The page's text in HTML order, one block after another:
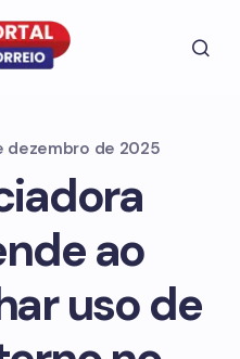
dezembro de 2025
ao
uso de